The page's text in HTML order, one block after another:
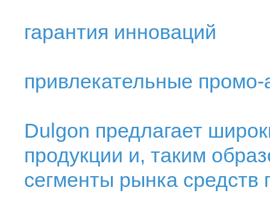
гарантия инноваций
привлекательные промо-
Dulgon предлагает
продукции и, таким
сегменты рынка средств